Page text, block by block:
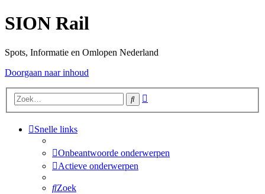
SION Rail
Spots, Informatie en Omlopen Nederland
Doorgaan naar inhoud
Zoek
Snelle links
Onbeantwoorde onderwerpen
Actieve onderwerpen
Zoek